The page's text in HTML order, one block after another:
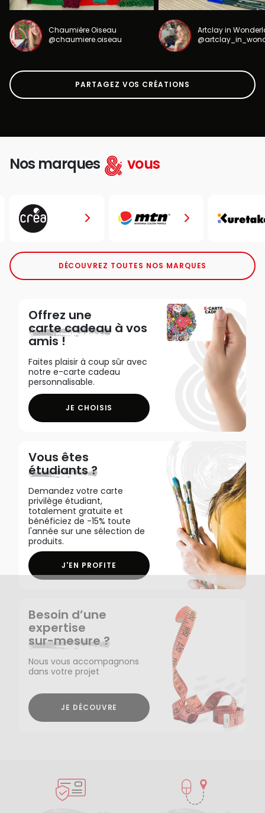
Chaumière Oiseau
@chaumiere.oiseau
Artclay in
PARTAGEZ VOS CRÉATIONS
Nos marques vous
DÉCOUVREZ TOUTES NOS MARQUES
Offrez une
carte cadeau à vos
amis !
Faites plaisir à coup sûr avec
notre e-carte cadeau
personnalisable.
JE CHOISIS
Vous êtes
étudiants ?
Demandez votre carte
privilège étudiant,
totalement gratuite et
bénéficiez de -15% toute
l'année sur une sélection de
produits.
J'EN PROFITE
Besoin d’une
expertise
sur-mesure ?
Nous vous accompagnons
dans votre projet
JE DÉCOUVRE